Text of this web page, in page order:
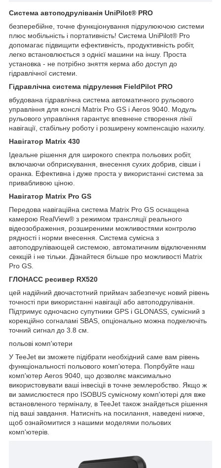
Система автоподруліванія UniPilot® PRO
безперебійне, точне функціонування підрулюючою системи
плюс мобільність і портативність! Система UniPilot® Pro
допомагає підвищити ефективність, продуктивність робіт,
легко встановлюється з однієї машини на іншу. Проста
установка - не потрібно зняття керма або доступ до
гідравлічної системи.
Гідравлічна система підрулення FieldPilot PRO
вбудована гідравлічна система автоматичного рульового
управління для конслі Matrix Pro GS і Aeros 9040. Модуль
рульового управління гарантує впевнене створення лінії
навігації, стабільну роботу і розширену компенсацію нахилу.
Навігатор Matrix 430
Ідеальне рішення для широкого спектра польових робіт,
включаючи обприскування, внесення сухих добрив, сівши і
оранка. Ефективна і дуже проста у використанні система за
привабливою ціною.
Навігатор Matrix Pro GS
Передова навігаційна система Matrix Pro GS оснащена
камерою RealView® з режимом трансляції реального
відеозображення, розширеними можливостями контролю
рядності і норми внесення. Система сумісна з
автоподрулівающей системою, автоматичним відключенням
секкцій і не тільки. Дізнайтеся більше про можливості Matrix
Pro GS.
ГЛОНАСС ресивер RX520
цей надійний двочастотний приймач забезпечує новий рівень
точності при використанні навігації або автоподруліванія.
Підтримує одночасно супутники GPS і GLONASS, сумісний з
корекційно согналамі SBAS, опціонально можна подкелючіть
точний сигнал до 3.8 см.
польові комп'ютери
У TeeJet ви зможете підібрати необхідний саме вам рівень
функціональності польового комп'ютера. Попрбуйте наш
комп'ютер Aeros 9040, що дозволяє максимально
використовувати ваші інвесіціі в точне землеробство. Якщо ж
ви замислюєтеся про ISOBUS сумісному комп'ютері для вже
встановленого терміналу, в TeeJet також знайдеться рішення
під ваші завдання. Натисніть на посилання, наведені нижче,
щоб ознайомитися з нашими моделями польових
комп'ютерів.